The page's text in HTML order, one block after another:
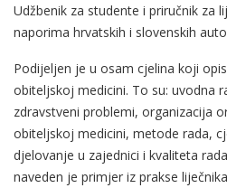
Udžbenik za studente i priručnik za
naporima hrvatskih i slovenskih
Podijeljen je u osam cjelina koji
obiteljskoj medicini. To su: uvodna
zdravstveni problemi, organizacija
obiteljskoj medicini, metode rada,
djelovanje u zajednici i kvaliteta
naveden je primjer iz prakse